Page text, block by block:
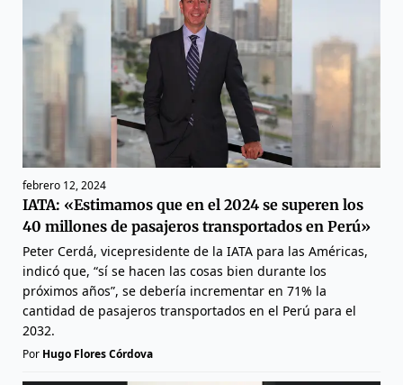
febrero 12, 2024
IATA: «Estimamos que en el 2024 se superen los
40 millones de pasajeros transportados en Perú»
Peter Cerdá, vicepresidente de la IATA para las Américas,
indicó que, “sí se hacen las cosas bien durante los
próximos años”, se debería incrementar en 71% la
cantidad de pasajeros transportados en el Perú para el
2032.
Por Hugo Flores Córdova